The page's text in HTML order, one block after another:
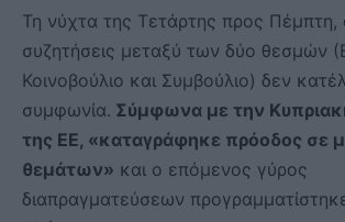
Τη νύχτα της Τετάρτης προς Πέμπτη,
συζητήσεις μεταξύ των δύο θεσμών
Κοινοβούλιο και Συμβούλιο) δεν
συμφωνία. Σύμφωνα με την
της ΕΕ, «καταγράφηκε πρόοδος σε
θεμάτων» και ο επόμενος γύρος
διαπραγματεύσεων προγραμματίστηκε